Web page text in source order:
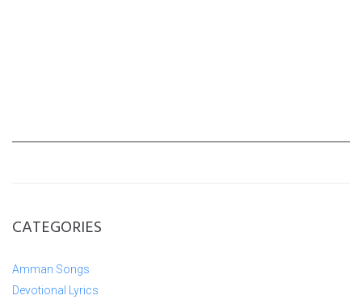
CATEGORIES
Amman Songs
Devotional Lyrics